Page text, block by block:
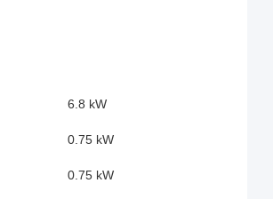
6.8 kW
0.75 kW
0.75 kW